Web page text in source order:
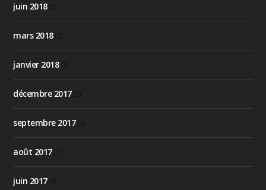
juin 2018(3)
mars 2018(2)
janvier 2018(1)
décembre 2017(2)
septembre 2017(3)
août 2017(1)
juin 2017(9)